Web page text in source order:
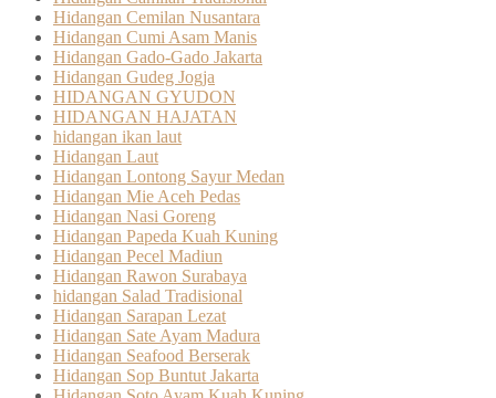
Hidangan Cemilan Nusantara
Hidangan Cumi Asam Manis
Hidangan Gado-Gado Jakarta
Hidangan Gudeg Jogja
HIDANGAN GYUDON
HIDANGAN HAJATAN
hidangan ikan laut
Hidangan Laut
Hidangan Lontong Sayur Medan
Hidangan Mie Aceh Pedas
Hidangan Nasi Goreng
Hidangan Papeda Kuah Kuning
Hidangan Pecel Madiun
Hidangan Rawon Surabaya
hidangan Salad Tradisional
Hidangan Sarapan Lezat
Hidangan Sate Ayam Madura
Hidangan Seafood Berserak
Hidangan Sop Buntut Jakarta